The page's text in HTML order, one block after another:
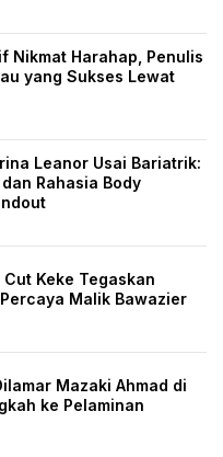
Nikmat Harahap, Penulis
yang Sukses Lewat
Leanor Usai Bariatrik:
Rahasia Body
Keke Tegaskan
Malik Bawazier
Mazaki Ahmad di
ke Pelaminan